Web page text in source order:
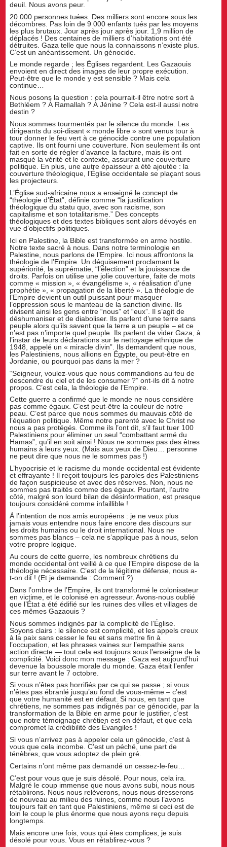
deuil. Nous avons peur.
20 000 personnes tuées. Des milliers sont encore sous les
décombres. Pas loin de 9 000 enfants tués par les moyens
les plus brutaux. Jour après jour après jour. 1,9 million de
déplacés ! Des centaines de milliers d’habitations ont été
détruites. Gaza telle que nous la connaissons n’existe plus.
C’est un anéantissement. Un génocide.
Le monde regarde ; les Églises regardent. Les Gazaouis
envoient en direct des images de leur propre exécution.
Peut-être que le monde y est sensible ? Mais cela
continue…
Nous posons la question : cela pourrait-il être notre sort à
Bethléem ? À Ramallah ? À Jénine ? Cela est-il aussi notre
destin ?
Nous sommes tourmentés par le silence du monde. Les
dirigeants du soi-disant « monde libre » sont venus tour à
tour donner le feu vert à ce génocide contre une population
captive. Ils ont fourni une couverture. Non seulement ils ont
fait en sorte de régler d’avance la facture, mais ils ont
masqué la vérité et le contexte, assurant une couverture
politique. En plus, une autre épaisseur a été ajoutée : la
couverture théologique, l’Église occidentale se plaçant sous
les projecteurs.
L’Église sud-africaine nous a enseigné le concept de
“théologie d’État”, définie comme “la justification
théologique du statu quo, avec son racisme, son
capitalisme et son totalitarisme.” Des concepts
théologiques et des textes bibliques sont alors dévoyés en
vue d’objectifs politiques.
Ici en Palestine, la Bible est transformée en arme hostile.
Notre texte sacré à nous. Dans notre terminologie en
Palestine, nous parlons de l’Empire. Ici nous affrontons la
théologie de l’Empire. Un déguisement proclamant la
supériorité, la suprématie, “l’élection” et la jouissance de
droits. Parfois on utilise une jolie couverture, faite de mots
comme « mission », « évangélisme », « réalisation d’une
prophétie », « propagation de la liberté ». La théologie de
l’Empire devient un outil puissant pour masquer
l’oppression sous le manteau de la sanction divine. Ils
divisent ainsi les gens entre “nous” et “eux”. Il s’agit de
déshumaniser et de diaboliser. Ils parlent d’une terre sans
peuple alors qu’ils savent que la terre a un peuple – et ce
n’est pas n’importe quel peuple. Ils parlent de vider Gaza, à
l’instar de leurs déclarations sur le nettoyage ethnique de
1948, appelé un « miracle divin”. Ils demandent que nous,
les Palestiniens, nous allions en Égypte, ou peut-être en
Jordanie, ou pourquoi pas dans la mer ?
“Seigneur, voulez-vous que nous commandions au feu de
descendre du ciel et de les consumer ?” ont-ils dit à notre
propos. C’est cela, la théologie de l’Empire.
Cette guerre a confirmé que le monde ne nous considère
pas comme égaux. C’est peut-être la couleur de notre
peau. C’est parce que nous sommes du mauvais côté de
l’équation politique. Même notre parenté avec le Christ ne
nous a pas protégés. Comme ils l’ont dit, s’il faut tuer 100
Palestiniens pour éliminer un seul “combattant armé du
Hamas”, qu’il en soit ainsi ! Nous ne sommes pas des êtres
humains à leurs yeux. (Mais aux yeux de Dieu… personne
ne peut dire que nous ne le sommes pas !)
L’hypocrisie et le racisme du monde occidental est évidente
et effrayante ! Il reçoit toujours les paroles des Palestiniens
de façon suspicieuse et avec des réserves. Non, nous ne
sommes pas traités comme des égaux. Pourtant, l’autre
côté, malgré son lourd bilan de désinformation, est presque
toujours considéré comme infaillible !
À l’intention de nos amis européens : je ne veux plus
jamais vous entendre nous faire encore des discours sur
les droits humains ou le droit international. Nous ne
sommes pas blancs – cela ne s’applique pas à nous, selon
votre propre logique.
Au cours de cette guerre, les nombreux chrétiens du
monde occidental ont veillé à ce que l’Empire dispose de la
théologie nécessaire. C’est de la légitime défense, nous a-
t-on dit ! (Et je demande : Comment ?)
Dans l’ombre de l’Empire, ils ont transformé le colonisateur
en victime, et le colonisé en agresseur. Avons-nous oublié
que l’État a été édifié sur les ruines des villes et villages de
ces mêmes Gazaouis ?
Nous sommes indignés par la complicité de l’Église.
Soyons clairs : le silence est complicité, et les appels creux
à la paix sans cesser le feu et sans mettre fin à
l’occupation, et les phrases vaines sur l’empathie sans
action directe — tout cela est toujours sous l’enseigne de la
complicité. Voici donc mon message : Gaza est aujourd’hui
devenue la boussole morale du monde. Gaza était l’enfer
sur terre avant le 7 octobre.
Si vous n’êtes pas horrifiés par ce qui se passe ; si vous
n’êtes pas ébranlé jusqu’au fond de vous-même – c’est
que votre humanité est en défaut. Si nous, en tant que
chrétiens, ne sommes pas indignés par ce génocide, par la
transformation de la Bible en arme pour le justifier, c’est
que notre témoignage chrétien est en défaut, et que cela
compromet la crédibilité des Évangiles !
Si vous n’arrivez pas à appeler cela un génocide, c’est à
vous que cela incombe. C’est un péché, une part de
ténèbres, que vous adoptez de plein gré.
Certains n’ont même pas demandé un cessez-le-feu…
C’est pour vous que je suis désolé. Pour nous, cela ira.
Malgré le coup immense que nous avons subi, nous nous
rétablirons. Nous nous relèverons, nous nous dresserons
de nouveau au milieu des ruines, comme nous l’avons
toujours fait en tant que Palestiniens, même si ceci est de
loin le coup le plus énorme que nous ayons reçu depuis
longtemps.
Mais encore une fois, vous qui êtes complices, je suis
désolé pour vous. Vous en rétablirez-vous ?